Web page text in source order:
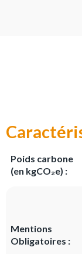
Poids carbone
(en kgCO₂e) :
Mentions
Obligatoires :